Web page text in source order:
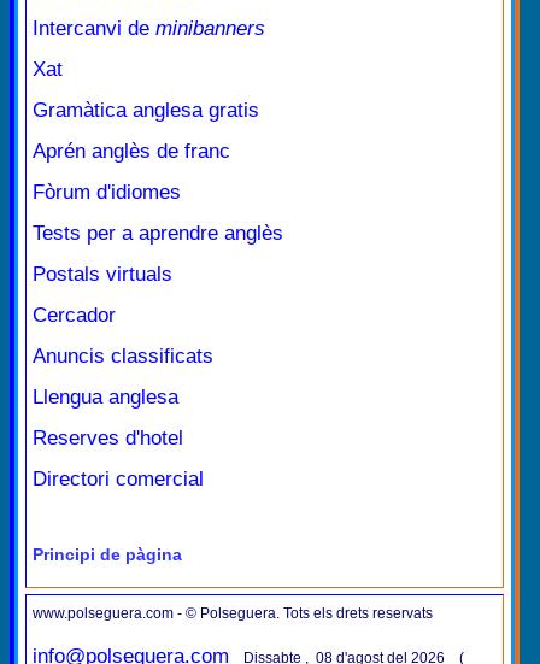
Intercanvi de minibanners
Xat
Gramàtica anglesa gratis
Aprén anglès de franc
Fòrum d'idiomes
Tests per a aprendre anglès
Postals virtuals
Cercador
Anuncis classificats
Llengua anglesa
Reserves d'hotel
Directori comercial
Principi de pàgina
www.polseguera.com - © Polseguera. Tots els drets reservats
info@polseguera.com Dissabte , 08 d'agost del 2026 (